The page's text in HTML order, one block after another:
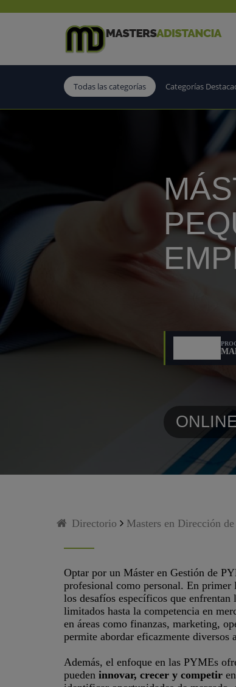
Todas las categorías Categorías
Directorio Masters en Dirección
Optar por un Máster en Gestión de
profesional como personal. En primer
los desafíos específicos que enfrentan
limitados hasta la competencia en
en áreas como finanzas, marketing,
permite abordar eficazmente diversos
Además, el enfoque en las PYMEs
pueden innovar, crecer y competiren